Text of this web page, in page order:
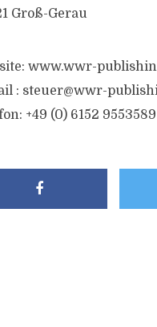
Groß-Gerau
www.wwr-
: steuer@wwr-
+49 (0) 6152 9553589